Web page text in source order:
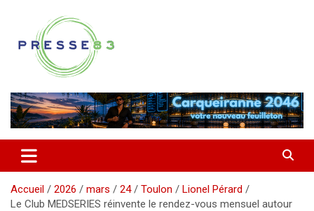
contenu
Presse 83
Accueil 2026 mars 24 Toulon
Lionel Pérard
Le Club MEDSERIES réinvente le rendez-vous mensuel autour